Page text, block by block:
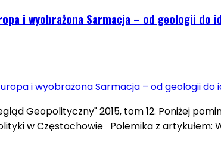
i wyobrażona Sarmacja – od geologii do
Geopolityczny" 2015, tom 12. Poniżej
w Częstochowie Polemika z artykułem: